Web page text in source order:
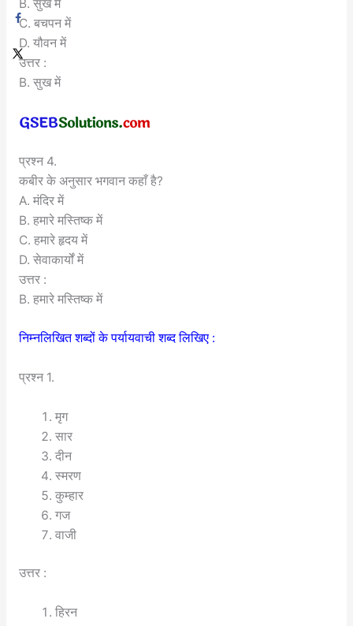
B. सुख में
C. बचपन में
D. यौवन में
उत्तर :
B. सुख में
प्रश्न 4.
कबीर के अनुसार भगवान कहाँ है?
A. मंदिर में
B. हमारे मस्तिष्क में
C. हमारे हृदय में
D. सेवाकार्यों में
उत्तर :
B. हमारे मस्तिष्क में
निम्नलिखित शब्दों के पर्यायवाची शब्द लिखिए :
प्रश्न 1.
मृग
सार
दीन
स्मरण
कुम्हार
गज
वाजी
उत्तर :
हिरन